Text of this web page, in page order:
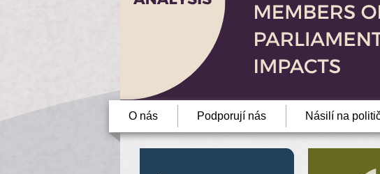
O nás Podporují nás Násilí na